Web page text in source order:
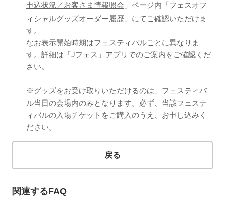
申込状況／お客さま情報照会 」ページ内「フェスオフ
ィシャルグッズオーダー履歴」にてご確認いただけま
す。
なお表示開始時期はフェスティバルごとに異なりま
す。詳細は「Jフェス」アプリでのご案内をご確認くだ
さい。
※グッズをお受け取りいただけるのは、フェスティバ
ル当日の会場内のみとなります。必ず、当該フェステ
ィバルの入場チケットをご購入のうえ、お申し込みく
ださい。
戻る
関連するFAQ